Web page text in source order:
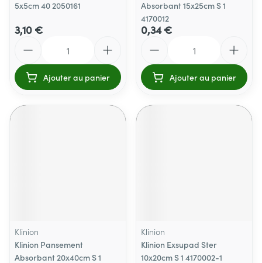
5x5cm 40 2050161
3,10 €
Ajouter au panier
Absorbant 15x25cm S 1
4170012
0,34 €
Ajouter au panier
Klinion
Klinion Pansement
Absorbant 20x40cm S 1
Klinion
Klinion Exsupad Ster
10x20cm S 1 4170002-1